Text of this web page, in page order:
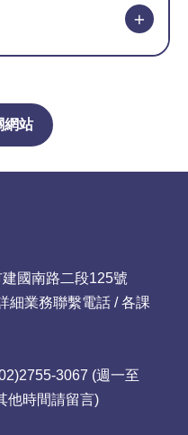
網站
國南路二段125號
細業務聯繫電話 / 各課
3067 (週一至
他時間請留言)